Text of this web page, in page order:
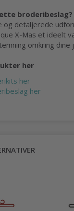
broderibeslag?
og detaljerede
X-Mas et ideelt
omkring dine
her
her
her